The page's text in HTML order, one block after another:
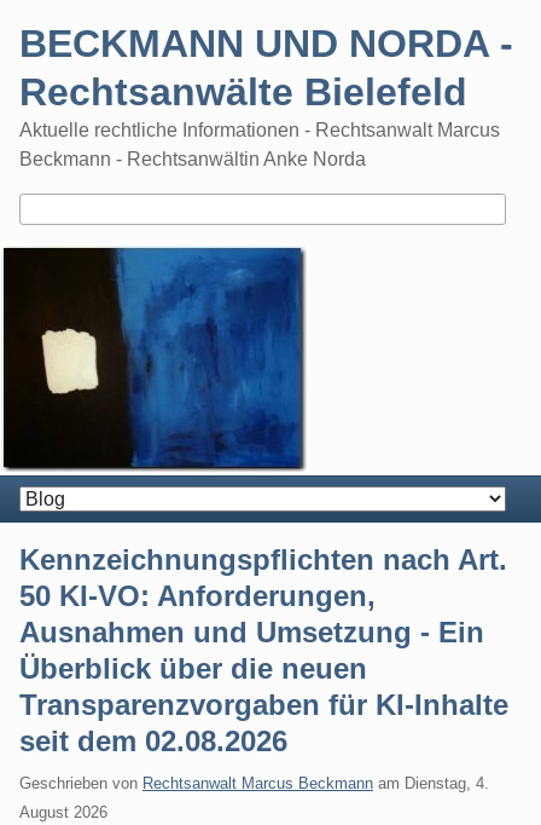
BECKMANN UND NORDA -
Rechtsanwälte Bielefeld
Aktuelle rechtliche Informationen - Rechtsanwalt Marcus
Beckmann - Rechtsanwältin Anke Norda
Kennzeichnungspflichten nach Art.
50 KI-VO: Anforderungen,
Ausnahmen und Umsetzung - Ein
Überblick über die neuen
Transparenzvorgaben für KI-Inhalte
seit dem 02.08.2026
Geschrieben von Rechtsanwalt Marcus Beckmann am Dienstag, 4.
August 2026